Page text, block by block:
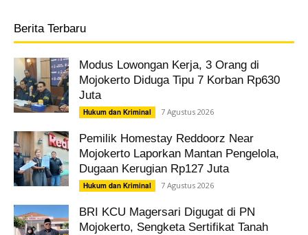
Berita Terbaru
Modus Lowongan Kerja, 3 Orang di
Mojokerto Diduga Tipu 7 Korban Rp630
Juta
Hukum dan Kriminal 7 Agustus 2026
Pemilik Homestay Reddoorz Near
Mojokerto Laporkan Mantan Pengelola,
Dugaan Kerugian Rp127 Juta
Hukum dan Kriminal 7 Agustus 2026
BRI KCU Magersari Digugat di PN
Mojokerto, Sengketa Sertifikat Tanah